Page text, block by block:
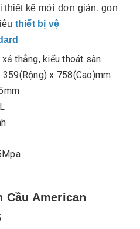
thiết kế mới đơn giản, gọn
thiết bị vệ
thẳng, kiểu thoát sàn
x 758(Cao)mm
Cầu American